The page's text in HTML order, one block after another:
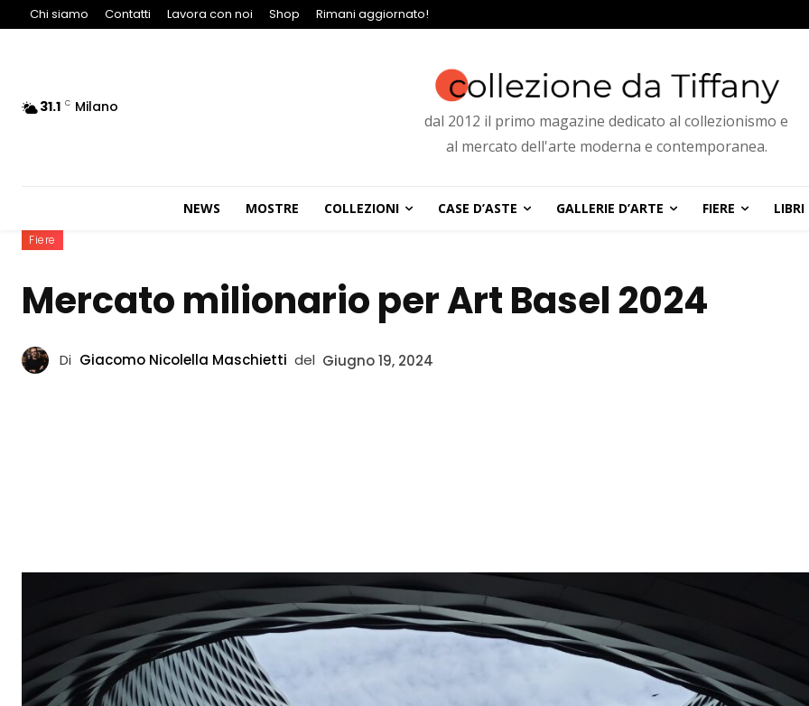
Chi siamo Contatti Lavora con noi Shop Rimani aggiornato!
31.1 C Milano
dal 2012 il primo magazine dedicato al collezionismo e
al mercato dell'arte moderna e contemporanea.
NEWS MOSTRE COLLEZIONI CASE D’ASTE GALLERIE D’ARTE FIERE LIBRI
Fiere
Mercato milionario per Art Basel 2024
Di Giacomo Nicolella Maschietti del Giugno 19, 2024